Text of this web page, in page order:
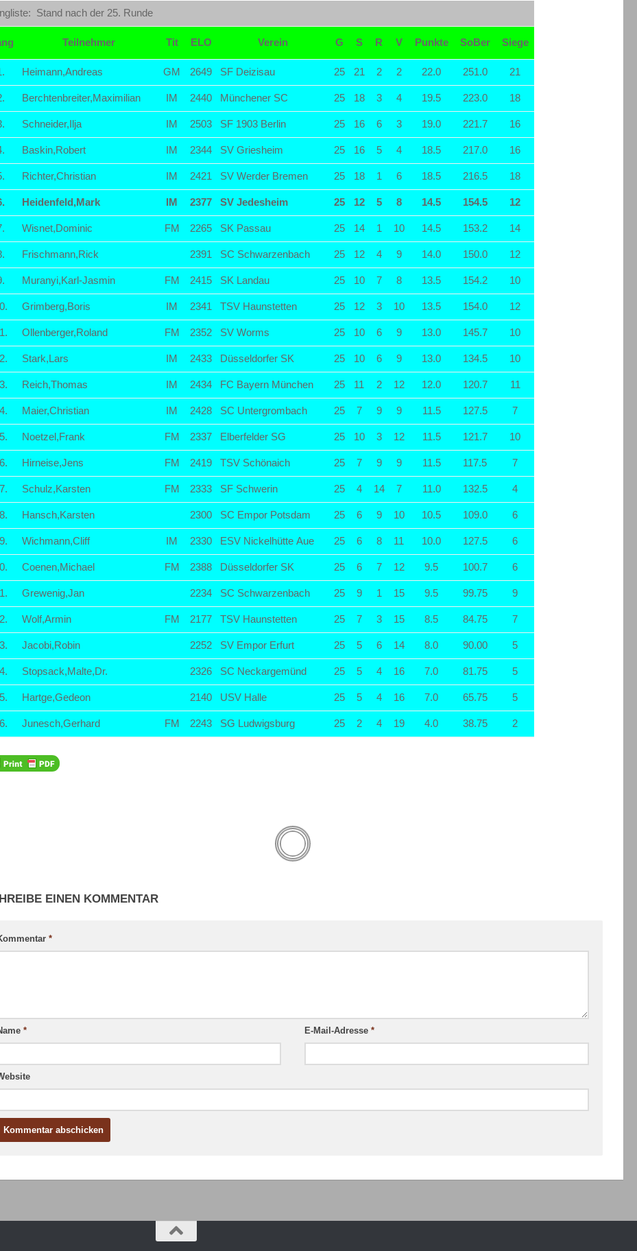
Stand nach der 25. Runde
Teilnehmer Tit ELO Verein G S R V Punkte SoBer Siege
Heimann,Andreas GM 2649 SF Deizisau 25 21 2 2 22.0 251.0 21
Berchtenbreiter,Maximilian IM 2440 Münchener SC 25 18 3 4 19.5 223.0 18
Schneider,Ilja IM 2503 SF 1903 Berlin 25 16 6 3 19.0 221.7 16
Baskin,Robert IM 2344 SV Griesheim 25 16 5 4 18.5 217.0 16
Richter,Christian IM 2421 SV Werder Bremen 25 18 1 6 18.5 216.5 18
Heidenfeld,Mark IM 2377 SV Jedesheim 25 12 5 8 14.5 154.5 12
Wisnet,Dominic FM 2265 SK Passau 25 14 1 10 14.5 153.2 14
Frischmann,Rick 2391 SC Schwarzenbach 25 12 4 9 14.0 150.0 12
Muranyi,Karl-Jasmin FM 2415 SK Landau 25 10 7 8 13.5 154.2 10
Grimberg,Boris IM 2341 TSV Haunstetten 25 12 3 10 13.5 154.0 12
Ollenberger,Roland FM 2352 SV Worms 25 10 6 9 13.0 145.7 10
Stark,Lars IM 2433 Düsseldorfer SK 25 10 6 9 13.0 134.5 10
Reich,Thomas IM 2434 FC Bayern München 25 11 2 12 12.0 120.7 11
Maier,Christian IM 2428 SC Untergrombach 25 7 9 9 11.5 127.5 7
Noetzel,Frank FM 2337 Elberfelder SG 25 10 3 12 11.5 121.7 10
Hirneise,Jens FM 2419 TSV Schönaich 25 7 9 9 11.5 117.5 7
Schulz,Karsten FM 2333 SF Schwerin 25 4 14 7 11.0 132.5 4
Hansch,Karsten 2300 SC Empor Potsdam 25 6 9 10 10.5 109.0 6
Wichmann,Cliff IM 2330 ESV Nickelhütte Aue 25 6 8 11 10.0 127.5 6
Coenen,Michael FM 2388 Düsseldorfer SK 25 6 7 12 9.5 100.7 6
Grewenig,Jan 2234 SC Schwarzenbach 25 9 1 15 9.5 99.75 9
Wolf,Armin FM 2177 TSV Haunstetten 25 7 3 15 8.5 84.75 7
Jacobi,Robin 2252 SV Empor Erfurt 25 5 6 14 8.0 90.00 5
Stopsack,Malte,Dr. 2326 SC Neckargemünd 25 5 4 16 7.0 81.75 5
Hartge,Gedeon 2140 USV Halle 25 5 4 16 7.0 65.75 5
Junesch,Gerhard FM 2243 SG Ludwigsburg 25 2 4 19 4.0 38.75 2
EINEN KOMMENTAR
*
* E-Mail-Adresse*